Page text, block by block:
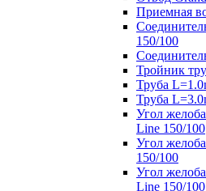
Приемная
150/100
Тройник
Труба
Труба
Угол
Line 150/100
Угол
150/100
Угол
Line 150/100